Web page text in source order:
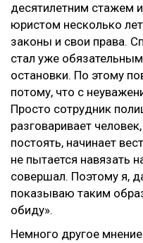
десятилетним стажем
юристом несколько
законы и свои права.
стал уже
остановки. По этому
потому, что с
Просто сотрудник
разговаривает
постоять, начинает
не пытается навязать
совершал. Поэтому я,
показываю таким
обиду».
Немного другое